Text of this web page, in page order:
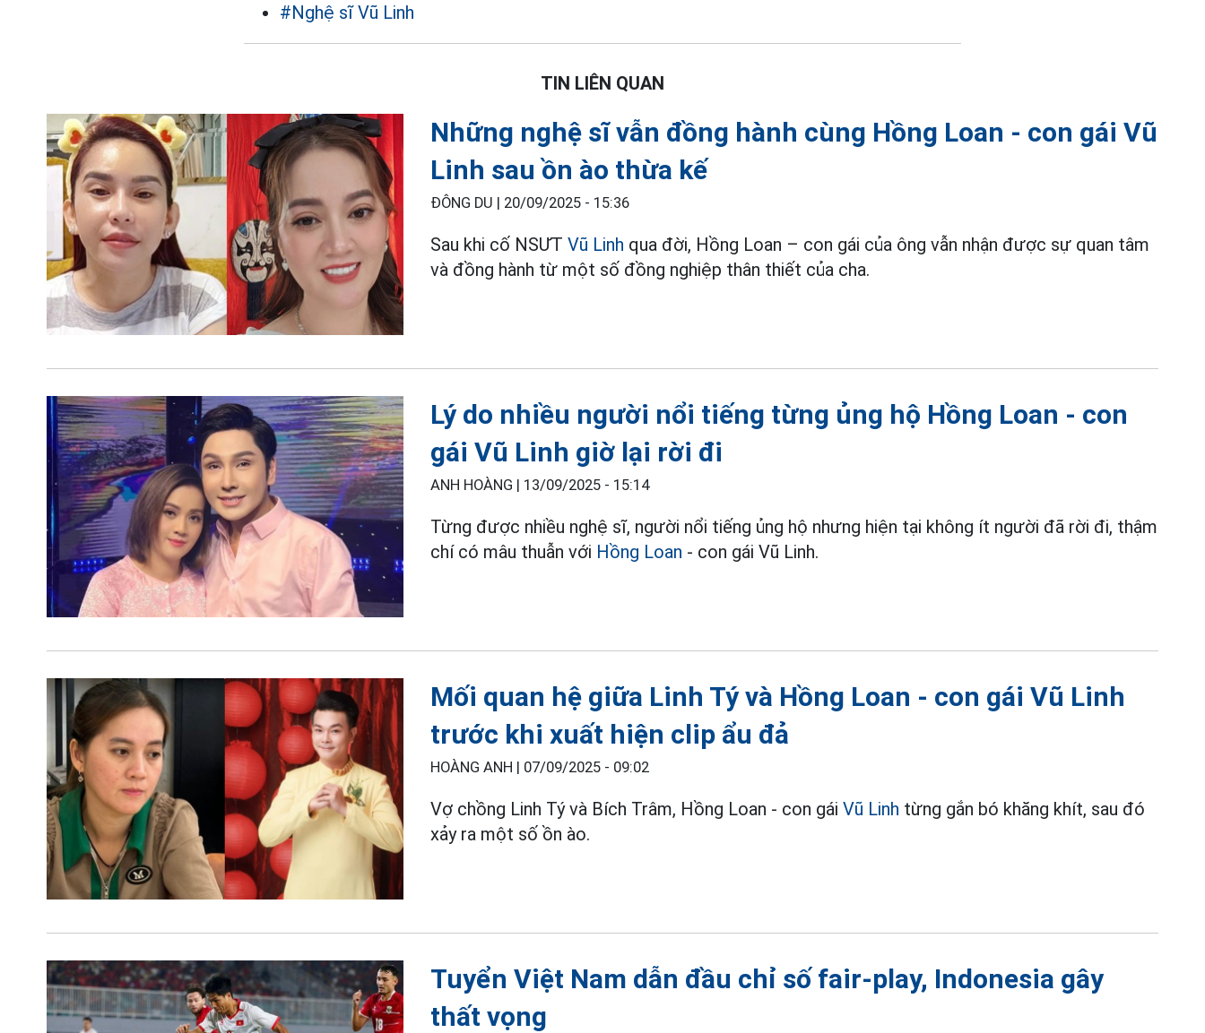
#Nghệ sĩ Vũ Linh
TIN LIÊN QUAN
Những nghệ sĩ vẫn đồng hành cùng Hồng Loan - con gái Vũ
Linh sau ồn ào thừa kế
ĐÔNG DU | 20/09/2025 - 15:36
Sau khi cố NSƯTVũ Linh qua đời, Hồng Loan – con gái của ông vẫn nhận được sự quan tâm
và đồng hành từ một số đồng nghiệp thân thiết của cha.
Lý do nhiều người nổi tiếng từng ủng hộ Hồng Loan - con
gái Vũ Linh giờ lại rời đi
ANH HOÀNG | 13/09/2025 - 15:14
Từng được nhiều nghệ sĩ, người nổi tiếng ủng hộ nhưng hiện tại không ít người đã rời đi, thậm
chí có mâu thuẫn với Hồng Loan - con gái Vũ Linh.
Mối quan hệ giữa Linh Tý và Hồng Loan - con gái Vũ Linh
trước khi xuất hiện clip ẩu đả
HOÀNG ANH | 07/09/2025 - 09:02
Vợ chồng Linh Tý và Bích Trâm, Hồng Loan - con gáiVũ Linh từng gắn bó khăng khít, sau đó
xảy ra một số ồn ào.
Tuyển Việt Nam dẫn đầu chỉ số fair-play, Indonesia gây
thất vọng